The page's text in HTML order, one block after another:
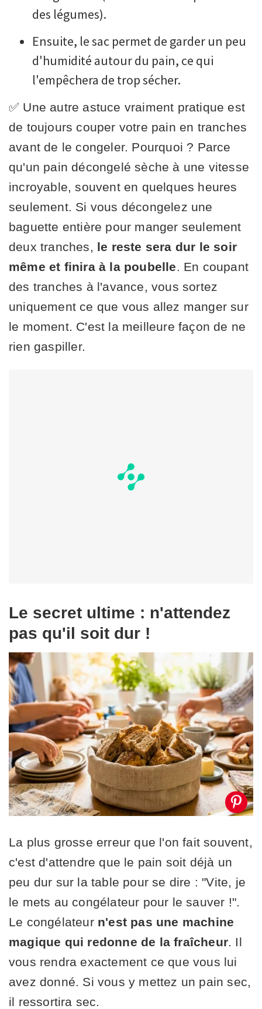
des légumes).
Ensuite, le sac permet de garder un peu
d'humidité autour du pain, ce qui
l'empêchera de trop sécher.
✅ Une autre astuce vraiment pratique est
de toujours couper votre pain en tranches
avant de le congeler. Pourquoi ? Parce
qu'un pain décongelé sèche à une vitesse
incroyable, souvent en quelques heures
seulement. Si vous décongelez une
baguette entière pour manger seulement
deux tranches, le reste sera dur le soir
même et finira à la poubelle. En coupant
des tranches à l'avance, vous sortez
uniquement ce que vous allez manger sur
le moment. C'est la meilleure façon de ne
rien gaspiller.
Le secret ultime : n'attendez
pas qu'il soit dur !
La plus grosse erreur que l'on fait souvent,
c'est d'attendre que le pain soit déjà un
peu dur sur la table pour se dire : "Vite, je
le mets au congélateur pour le sauver !".
Le congélateur n'est pas une machine
magique qui redonne de la fraîcheur. Il
vous rendra exactement ce que vous lui
avez donné. Si vous y mettez un pain sec,
il ressortira sec.